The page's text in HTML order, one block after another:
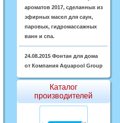
ароматов 2017, сделанных из
эфирных масел для саун,
паровых, гидромассажных
ванн и спа.
24.08.2015 Фонтан для дома
от Компания Aquapool Group
Каталог
производителей